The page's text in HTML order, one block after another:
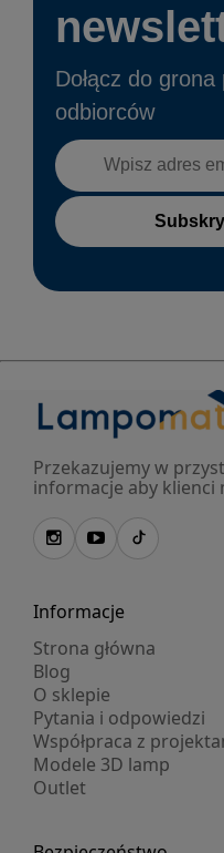
Dołącz do
odbiorców
Przekazujemy w
informacje aby klienci
Informacje
Strona główna
Blog
O sklepie
Pytania i odpowiedzi
Współpraca z
Modele 3D lamp
Outlet